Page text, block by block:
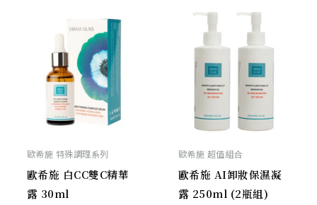
歐希施 特殊調理系列
歐希施 白CC雙C精華
露 30ml
始
價
格：
NT$ 2,480。
前
價
格：
NT$ 2,232。
歐希施 超值組合
歐希施 AI卸妝保濕凝
露 250ml (2瓶組)
原
始
價
格：
NT$ 1,920。
目
前
價
格：
NT$ 1,690。